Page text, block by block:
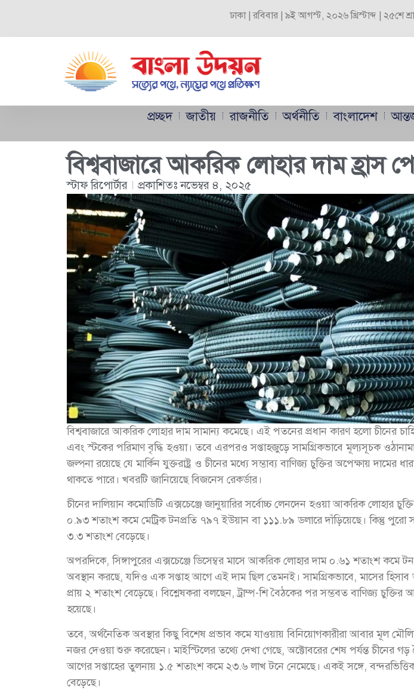
ঢাকা | রবিবার | ৯ই আগস্ট, ২০২৬ খ্রিস্টাব্দ | ২৫শে
প্রচ্ছদ জাতীয় রাজনীতি অর্থনীতি বাংলাদেশ
বিশ্ববাজারে আকরিক লোহার দাম হ্রাস
স্টাফ রিপোর্টার প্রকাশিতঃনভেম্বর ৪, ২০২৫
বিশ্ববাজারে আকরিক লোহার দাম সামান্য কমেছে। এই পতনের প্রধান কারণ হলো চীনের
এবং স্টকের পরিমাণ বৃদ্ধি হওয়া। তবে এরপরও সপ্তাহজুড়ে সামগ্রিকভাবে মূল্যসূচক
জল্পনা রয়েছে যে মার্কিন যুক্তরাষ্ট্র ও চীনের মধ্যে সম্ভাব্য বাণিজ্য চুক্তির অপেক্ষায় দামের
থাকতে পারে। খবরটি জানিয়েছে বিজনেস রেকর্ডার।
চীনের দালিয়ান কমোডিটি এক্সচেঞ্জে জানুয়ারির সর্বোচ্চ লেনদেন হওয়া আকরিক লোহার
০.৯৩ শতাংশ কমে মেট্রিক টনপ্রতি ৭৯৭ ইউয়ান বা ১১১.৮৯ ডলারে দাঁড়িয়েছে। কিন্তু পুরো
৩.৩ শতাংশ বেড়েছে।
অপরদিকে, সিঙ্গাপুরের এক্সচেঞ্জে ডিসেম্বর মাসে আকরিক লোহার দাম ০.৬১ শতাংশ কমে
অবস্থান করছে, যদিও এক সপ্তাহ আগে এই দাম ছিল তেমনই। সামগ্রিকভাবে, মাসের
প্রায় ২ শতাংশ বেড়েছে। বিশ্লেষকরা বলছেন, ট্রাম্প-শি বৈঠকের পর সম্ভবত বাণিজ্য চুক্তির
হয়েছে।
তবে, অর্থনৈতিক অবস্থার কিছু বিশেষ প্রভাব কমে যাওয়ায় বিনিয়োগকারীরা আবার মূল
নজর দেওয়া শুরু করেছেন। মাইস্টিলের তথ্যে দেখা গেছে, অক্টোবরের শেষ পর্যন্ত চীনের
আগের সপ্তাহের তুলনায় ১.৫ শতাংশ কমে ২৩.৬ লাখ টনে নেমেছে। একই সঙ্গে,
বেড়েছে।